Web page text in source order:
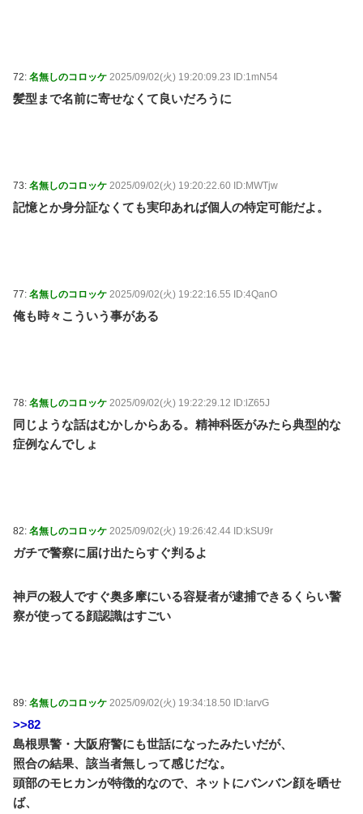
72: 名無しのコロッケ 2025/09/02(火) 19:20:09.23 ID:1mN54
髪型まで名前に寄せなくて良いだろうに
73: 名無しのコロッケ 2025/09/02(火) 19:20:22.60 ID:MWTjw
記憶とか身分証なくても実印あれば個人の特定可能だよ。
77: 名無しのコロッケ 2025/09/02(火) 19:22:16.55 ID:4QanO
俺も時々こういう事がある
78: 名無しのコロッケ 2025/09/02(火) 19:22:29.12 ID:lZ65J
同じような話はむかしからある。精神科医がみたら典型的な
症例なんでしょ
82: 名無しのコロッケ 2025/09/02(火) 19:26:42.44 ID:kSU9r
ガチで警察に届け出たらすぐ判るよ
神戸の殺人ですぐ奥多摩にいる容疑者が逮捕できるくらい警
察が使ってる顔認識はすごい
89: 名無しのコロッケ 2025/09/02(火) 19:34:18.50 ID:IarvG
>>82
島根県警・大阪府警にも世話になったみたいだが、
照合の結果、該当者無しって感じだな。
頭部のモヒカンが特徴的なので、ネットにバンバン顔を晒せ
ば、